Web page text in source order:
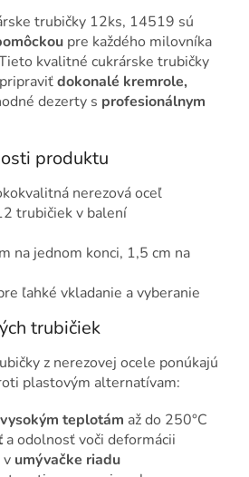
trubičky 12ks, 14519 sú
pre každého milovníka
kvalitné cukrárske trubičky
dokonalé kremrole,
dezerty s profesionálnym
produktu
nerezová oceľ
trubičiek v balení
na jednom konci, 1,5 cm na
ľahké vkladanie a vyberanie
trubičiek
z nerezovej ocele ponúkajú
plastovým alternatívam:
vysokým teplotám až do 250°C
a odolnosť voči deformácii
v umývačke riadu